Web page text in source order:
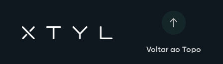
Voltar ao Topo